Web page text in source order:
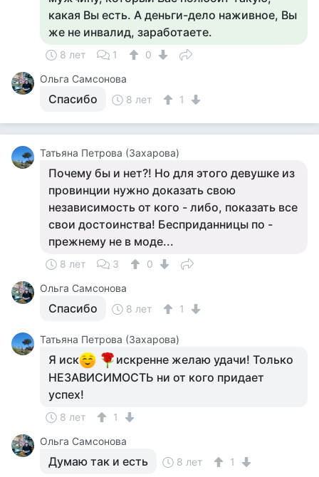
какая Вы есть. А деньги-дело наживное, Вы
же не инвалид, заработаете.
8 лет 1
0
Ольга Самсонова
Спасибо 8 лет 1
Татьяна Петрова (Захарова)
Почему бы и нет?! Но для этого девушке из
провинции нужно доказать свою
независимость от кого - либо, показать все
свои достоинства! Бесприданницы по -
прежнему не в моде...
8 лет 3
0
Ольга Самсонова
Спасибо 8 лет 1
Татьяна Петрова (Захарова)
Я иск
искренне желаю удачи! Только
НЕЗАВИСИМОСТЬ ни от кого придает
успех!
8 лет
1
Ольга Самсонова
Думаю так и есть 8 лет 1